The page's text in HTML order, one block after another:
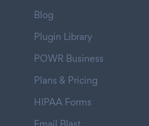
Blog
Plugin Library
POWR Business
Plans & Pricing
HIPAA Forms